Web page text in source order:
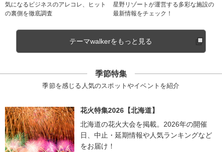
気になるビジネスのアレコレ、ヒット
の裏側を徹底調査
星野リゾートが運営する多彩な施設の
最新情報をチェック！
テーマwalkerをもっと見る
季節特集
季節を感じる人気のスポットやイベントを紹介
花火特集2026【北海道】
北海道の花火大会を掲載。2026年の開催
日、中止・延期情報や人気ランキングなど
をお届け！